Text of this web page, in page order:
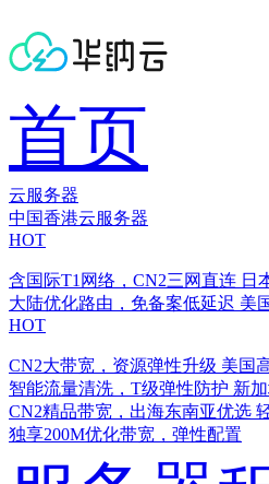
首页
云服务器
中国香港云服务器
HOT
含国际T1网络，CN2三网直连 日
大陆优化路由，免备案低延迟 美
HOT
CN2大带宽，资源弹性升级 美国
智能流量清洗，T级弹性防护 新
CN2精品带宽，出海东南亚优选
独享200M优化带宽，弹性配置